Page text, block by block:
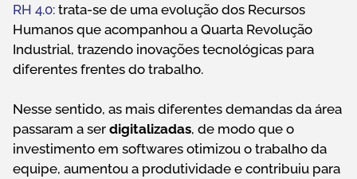
RH 4.0: trata-se de uma evolução dos Recursos
Humanos que acompanhou a Quarta Revolução
Industrial, trazendo inovações tecnológicas para
diferentes frentes do trabalho.
Nesse sentido, as mais diferentes demandas da área
passaram a ser digitalizadas, de modo que o
investimento em softwares otimizou o trabalho da
equipe, aumentou a produtividade e contribuiu para